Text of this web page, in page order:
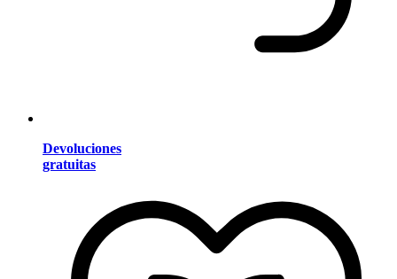
Devoluciones
gratuitas